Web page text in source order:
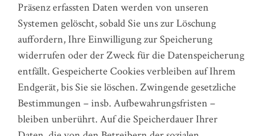
Präsenz erfassten Daten werden von unseren
Systemen gelöscht, sobald Sie uns zur Löschung
auffordern, Ihre Einwilligung zur Speicherung
widerrufen oder der Zweck für die Datenspeicherung
entfällt. Gespeicherte Cookies verbleiben auf Ihrem
Endgerät, bis Sie sie löschen. Zwingende gesetzliche
Bestimmungen – insb. Aufbewahrungsfristen –
bleiben unberührt. Auf die Speicherdauer Ihrer